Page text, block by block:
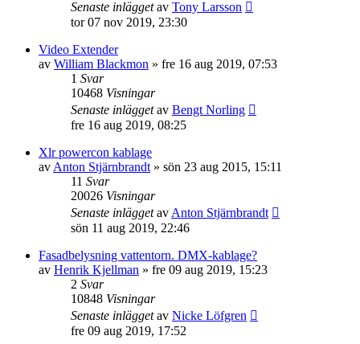
Senaste inläggetav Tony Larsson
tor 07 nov 2019, 23:30
Video Extender
av William Blackmon » fre 16 aug 2019, 07:53
1 Svar
10468 Visningar
Senaste inläggetav Bengt Norling
fre 16 aug 2019, 08:25
Xlr powercon kablage
av Anton Stjärnbrandt » sön 23 aug 2015, 15:11
11 Svar
20026 Visningar
Senaste inläggetav Anton Stjärnbrandt
sön 11 aug 2019, 22:46
Fasadbelysning vattentorn. DMX-kablage?
av Henrik Kjellman » fre 09 aug 2019, 15:23
2 Svar
10848 Visningar
Senaste inläggetav Nicke Löfgren
fre 09 aug 2019, 17:52